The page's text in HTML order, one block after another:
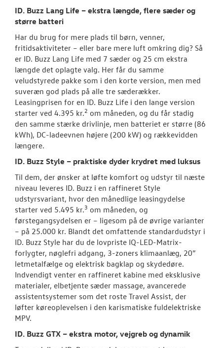
ID. Buzz Lang Life – ekstra længde, flere sæder og
større batteri
Har du brug for mere plads til børn, venner,
fritidsaktiviteter – eller bare mere luft omkring dig? Så
er ID. Buzz Lang Life med 7 sæder og 25 cm ekstra
længde det oplagte valg. Her får du samme
veludstyrede pakke som i den korte version, men med
suveræn god plads på alle tre sæderækker.
Leasingprisen for en ID. Buzz Life i den lange version
starter ved 4.395 kr.2 om måneden, og du får stadig
den samme stærke drivlinje, men batteriet er større (86
kWh), DC-ladeevnen højere (200 kW) og rækkevidden
længere.
ID. Buzz Style – praktiske dyder krydret med luksus
Til dem, der ønsker at løfte komfort og udstyr til næste
niveau leveres ID. Buzz i en raffineret Style
udstyrsvariant, hvor den månedlige leasingydelse
starter ved 5.495 kr.3 om måneden, og
førstegangsydelsen er – ligesom på de øvrige varianter
– på 25.000 kr. Blandt det omfattende standardudstyr i
ID. Buzz Style har du de lovpriste IQ-LED-Matrix-
forlygter, nøglefri adgang, 3-zoners klimaanlæg, 20”
letmetalfælge og elektrisk bagklap og skydedøre.
Indvendigt venter en raffineret kabine med eksklusive
materialer, elbetjente sæder massage, avancerede
assistentsystemer som det roste Travel Assist, der
løfter køreoplevelsen i den karismatiske fuldelektriske
MPV.
ID. Buzz GTX – ekstra motor, vejgreb og dynamik